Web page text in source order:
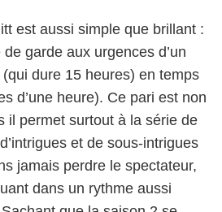
est aussi simple que brillant :
garde aux urgences d’un
dure 15 heures) en temps
d’une heure). Ce pari est non
il permet surtout à la série de
et de sous-intrigues
jamais perdre le spectateur,
dans un rythme aussi
HBO Max